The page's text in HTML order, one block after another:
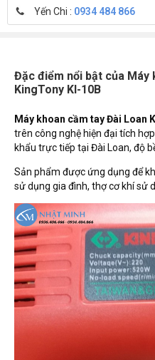
Yến Chi : 0934 484 866
Đặc điểm nổi bật của Máy
KingTony KI-10B
Máy khoan cầm tay Đài Loan
trên công nghệ hiện đại tích
khẩu trực tiếp tại Đài Loan, độ
Sản phẩm được ứng dụng để
sử dụng gia đình, thợ cơ khí sử